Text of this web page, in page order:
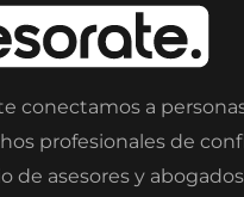
conectamos a
profesionales de
de asesores y